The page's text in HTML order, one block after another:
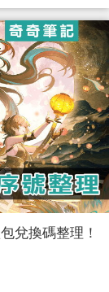
兌換碼整理！